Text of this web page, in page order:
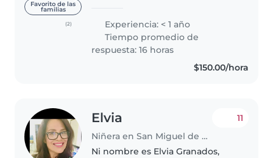
Favorito de las
familias
(2)
como jugar con ellos, estoy
disponible a cualquier horario.
Aparte..
Experiencia: < 1 año
Tiempo promedio de
respuesta: 16 horas
$150.00/hora
Elvia
Niñera en San Miguel de Allende
11
Ni nombre es Elvia Granados,